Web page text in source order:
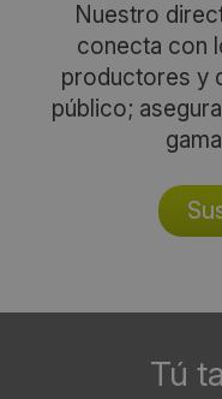
Nuestro
conecta con
productores y
público;
Tú